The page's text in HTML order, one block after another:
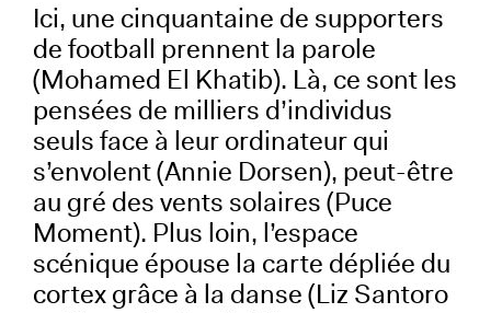
Ici, une cinquantaine de supporters
de football prennent la parole
(Mohamed El Khatib). Là, ce sont les
pensées de milliers d’individus
seuls face à leur ordinateur qui
s’envolent (Annie Dorsen), peut-être
au gré des vents solaires (Puce
Moment). Plus loin, l’espace
scénique épouse la carte dépliée du
cortex grâce à la danse (Liz Santoro